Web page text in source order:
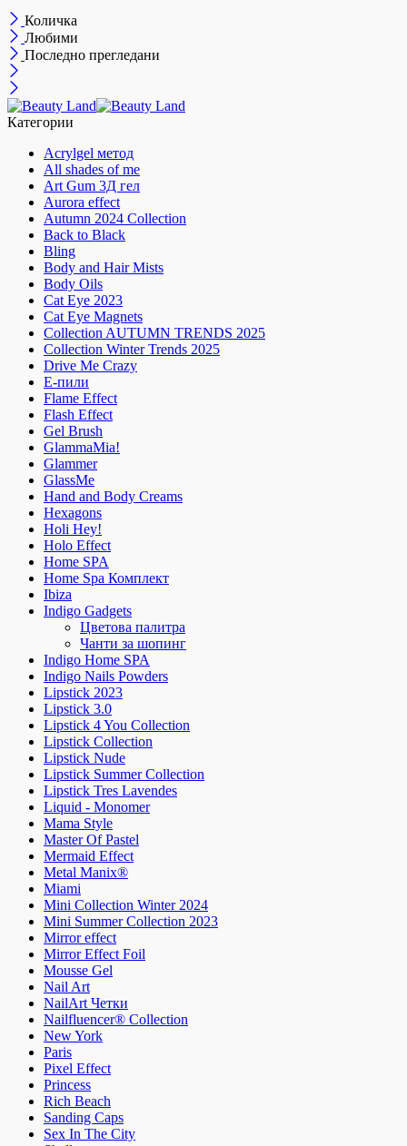
Количка
Любими
Последно прегледани
Категории
Acrylgel метод
All shades of me
Art Gum 3Д гел
Aurora effect
Autumn 2024 Collection
Back to Black
Bling
Body and Hair Mists
Body Oils
Cat Eye 2023
Cat Eye Magnets
Collection AUTUMN TRENDS 2025
Collection Winter Trends 2025
Drive Me Crazy
E-пили
Flame Effect
Flash Effect
Gel Brush
GlammaMia!
Glammer
GlassMe
Hand and Body Creams
Hexagons
Holi Hey!
Holo Effect
Home SPA
Home Spa Комплект
Ibiza
Indigo Gadgets
Цветова палитра
Чанти за шопинг
Indigo Home SPA
Indigo Nails Powders
Lipstick 2023
Lipstick 3.0
Lipstick 4 You Collection
Lipstick Collection
Lipstick Nude
Lipstick Summer Collection
Lipstick Tres Lavendes
Liquid - Monomer
Mama Style
Master Of Pastel
Mermaid Effect
Metal Manix®
Miami
Mini Collection Winter 2024
Mini Summer Collection 2023
Mirror effect
Mirror Effect Foil
Mousse Gel
Nail Art
NailArt Четки
Nailfluencer® Collection
New York
Paris
Pixel Effect
Princess
Rich Beach
Sanding Caps
Sex In The City